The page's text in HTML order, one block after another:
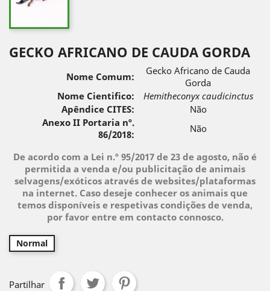
GECKO AFRICANO DE CAUDA GORDA
Nome Comum:
Gecko Africano de Cauda
Gorda
Nome Cientifico:
Hemitheconyx caudicinctus
Apêndice CITES:
Não
Anexo II Portaria nº.
86/2018:
Não
De acordo com a Lei n.º 95/2017 de 23 de agosto, não é
permitida a venda e/ou publicitação de animais
selvagens/exóticos através de websites/plataformas
na internet. Caso deseje conhecer os animais que
temos disponíveis e respetivas condições de venda,
por favor entre em contacto connosco.
Normal
Partilhar